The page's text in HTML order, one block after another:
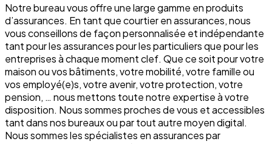
Notre bureau vous offre une large gamme en produits
d’assurances. En tant que courtier en assurances, nous
vous conseillons de façon personnalisée et indépendante
tant pour les assurances pour les particuliers que pour les
entreprises à chaque moment clef. Que ce soit pour votre
maison ou vos bâtiments, votre mobilité, votre famille ou
vos employé(e)s, votre avenir, votre protection, votre
pension, … nous mettons toute notre expertise à votre
disposition. Nous sommes proches de vous et accessibles
tant dans nos bureaux ou par tout autre moyen digital.
Nous sommes les spécialistes en assurances par